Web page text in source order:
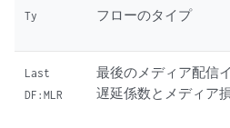
Ty フローのタイプ
Last
DF:MLR
最後のメディア配信
遅延係数とメディア